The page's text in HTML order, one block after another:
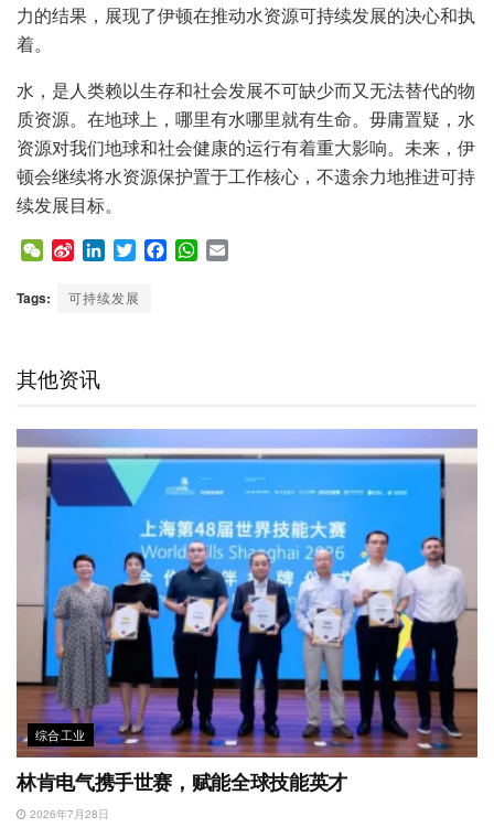
力的结果，展现了伊顿在推动水资源可持续发展的决心和执
着。
水，是人类赖以生存和社会发展不可缺少而又无法替代的物
质资源。在地球上，哪里有水哪里就有生命。毋庸置疑，水
资源对我们地球和社会健康的运行有着重大影响。未来，伊
顿会继续将水资源保护置于工作核心，不遗余力地推进可持
续发展目标。
W
C
S
n
i
o
L
n
T
i
F
W
Tags: 可持续发展
其他资讯
综合工业
林肯电气携手世赛，赋能全球技能英才
2026年7月28日